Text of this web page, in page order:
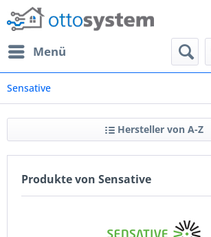
Menü
Sensative
Hersteller von A-Z
Produkte von Sensative